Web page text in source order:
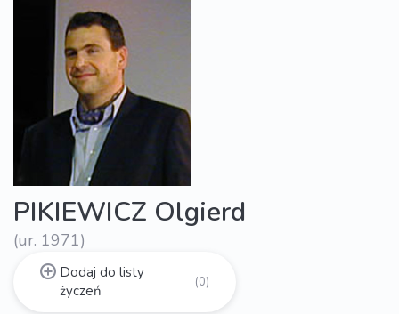
PIKIEWICZ Olgierd
(ur. 1971)
Dodaj do listy
życzeń
(0)